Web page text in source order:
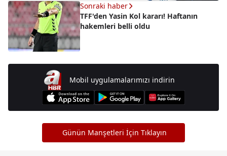
Sonraki haber
TFF'den Yasin Kol kararı! Haftanın
hakemleri belli oldu
Mobil uygulamalarımızı indirin
Günün Manşetleri İçin Tıklayın